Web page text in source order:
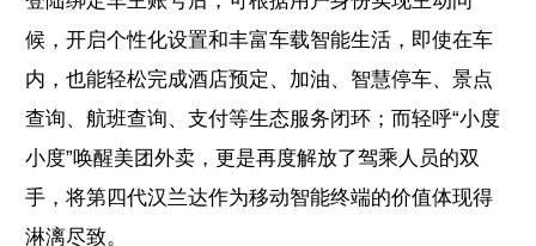
候，开启个性化设置和丰富车载智能生活，即使在车
内，也能轻松完成酒店预定、加油、智慧停车、景点
查询、航班查询、支付等生态服务闭环；而轻呼“小度
小度”唤醒美团外卖，更是再度解放了驾乘人员的双
手，将第四代汉兰达作为移动智能终端的价值体现得
淋漓尽致。